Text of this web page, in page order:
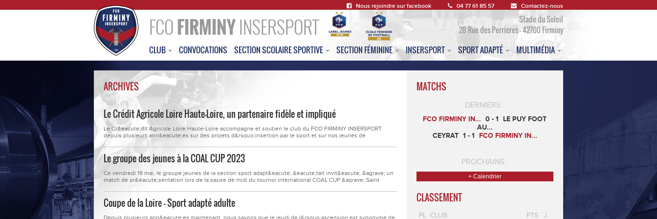
Nous rejoindre sur facebook 04 77 61 85 57 Contactez-nous
FCOFIRMINYINSERSPORT
Stade du Soleil
28 Rue des Perrieres - 42700 Firminy
CLUB CONVOCATIONS SECTION SCOLAIRE SPORTIVE SECTION FÉMININE INSERSPORT SPORT ADAPTÉ MULTIMÉDIA
ARCHIVES
Le Crédit Agricole Loire Haute-Loire, un partenaire fidèle et impliqué
Le Cr&eacute;dit Agricole Loire Haute-Loire accompagne et soutien le club du FCO FIRMINY INSERSPORT
depuis plusieurs ann&eacute;es sur des projets d&rsquo;insertion par le sport et sur nos jeunes de
l&rsquo;&eacute;cole de foot (U11 &agrave; U13). Cette ann&eacute;e le CA Loire Haute Loire c&rsquo;est
pr&egrave;s de 450 actions locales accompagn&eacute;es soit plus d&rsquo;un...
Le groupe des jeunes à la COAL CUP 2023
Ce vendredi 19 mai, le groupe jeunes de la section sport adapt&eacute; &eacute;tait invit&eacute; &agrave; un
match de pr&eacute;sentation lors de la pause de midi du tournoi international COAL CUP &agrave; Saint
OGC Nice, Liverpool, Benfica &agrave; Sporting Club de Lisbonne, PSG ou encore...
Coupe de la Loire – Sport adapté adulte
Depuis plusieurs ann&eacute;es maintenant, nous savons que le jeudi de l&rsquo;ascension est synonyme de
MATCHS
DERNIERS :
FCO FIRMINY IN... 0 - 1
LE PUY FOOT
AU...
CEYRAT 1 - 1 FCO FIRMINY IN...
PROCHAINS :
+ Calendrier
CLASSEMENT
PL. CLUB PTS J.